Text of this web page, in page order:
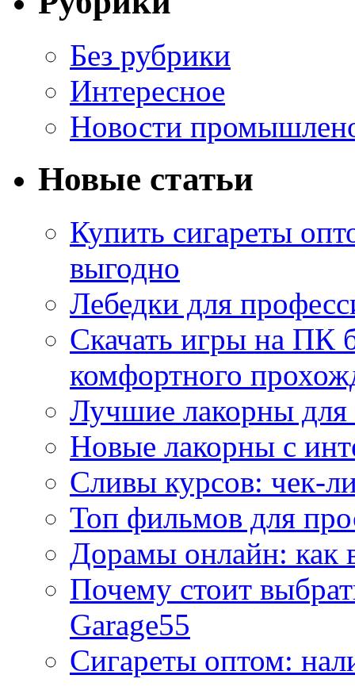
Без рубрики
Интересное
Новости
Новые статьи
Купить сигареты
выгодно
Лебедки для
Скачать игры на ПК
комфортного
Лучшие лакорны для
Новые лакорны с
Сливы курсов: чек-
Топ фильмов для
Дорамы онлайн: как
Почему стоит
Garage55
Сигареты оптом: